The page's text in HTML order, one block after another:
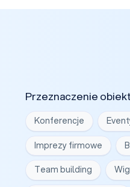
Przeznaczenie
Konferencje
Imprezy firmowe
Team building